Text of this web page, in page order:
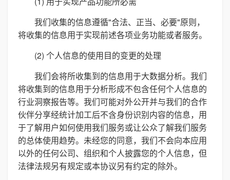
我们收集的信息遵循"合法、正当、必要"原则，
将收集的信息用于实现前述各项业务功能或者服务。
(2) 个人信息的使用目的变更的处理
我们会将所收集到的信息用于大数据分析。我们
将收集到的信息用于分析形成不包含任何个人信息的
行业洞察报告等。我们可能对外公开并与我们的合作
伙伴分享经统计加工后不含身份识别内容的信息，用
于了解用户如何使用我们服务或让公众了解我们服务
的总体使用趋势。未经您的同意，我们不会向本应用
以外的任何公司、组织和个人披露您的个人信息，但
法律法规另有规定或本协议另有约定的除外。